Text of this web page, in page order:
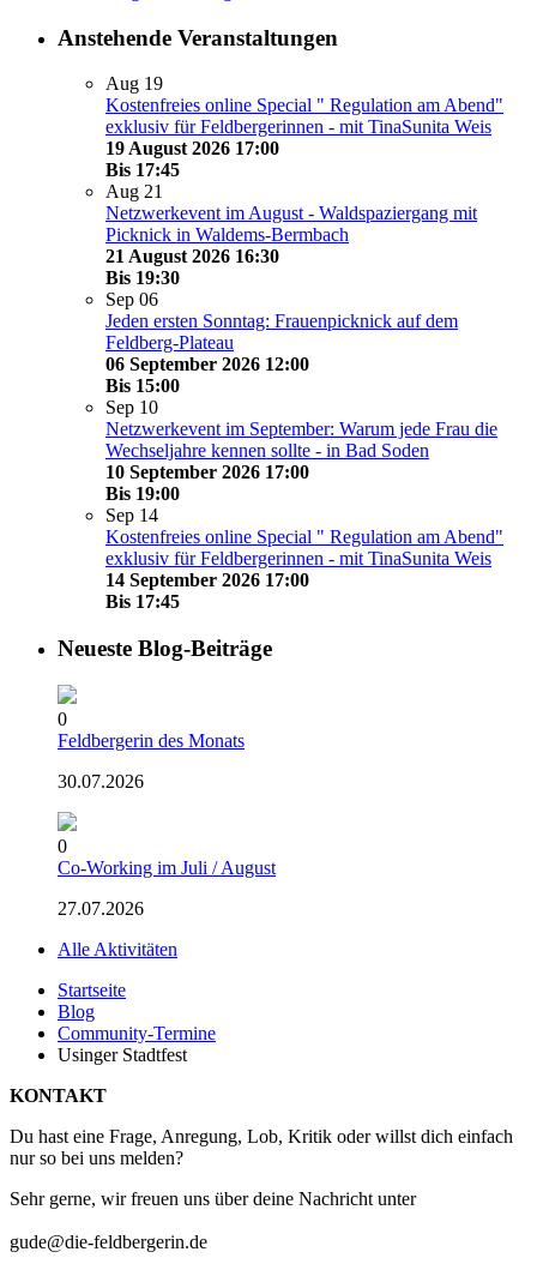
Anstehende Veranstaltungen
Aug 19
Kostenfreies online Special " Regulation am Abend"
exklusiv für Feldbergerinnen - mit TinaSunita Weis
19 August 2026 17:00
Bis 17:45
Aug 21
Netzwerkevent im August - Waldspaziergang mit
Picknick in Waldems-Bermbach
21 August 2026 16:30
Bis 19:30
Sep 06
Jeden ersten Sonntag: Frauenpicknick auf dem
Feldberg-Plateau
06 September 2026 12:00
Bis 15:00
Sep 10
Netzwerkevent im September: Warum jede Frau die
Wechseljahre kennen sollte - in Bad Soden
10 September 2026 17:00
Bis 19:00
Sep 14
Kostenfreies online Special " Regulation am Abend"
exklusiv für Feldbergerinnen - mit TinaSunita Weis
14 September 2026 17:00
Bis 17:45
Neueste Blog-Beiträge
0
Feldbergerin des Monats
30.07.2026
0
Co-Working im Juli / August
27.07.2026
Alle Aktivitäten
Startseite
Blog
Community-Termine
Usinger Stadtfest
KONTAKT
Du hast eine Frage, Anregung, Lob, Kritik oder willst dich einfach
nur so bei uns melden?
Sehr gerne, wir freuen uns über deine Nachricht unter
gude@die-feldbergerin.de